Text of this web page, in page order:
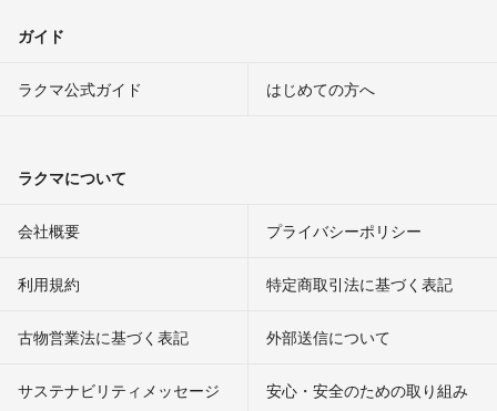
ガイド
ラクマ公式ガイド はじめての方へ
ラクマについて
会社概要 プライバシーポリシー
利用規約 特定商取引法に基づく表記
古物営業法に基づく表記 外部送信について
サステナビリティメッセージ 安心・安全のための取り組み